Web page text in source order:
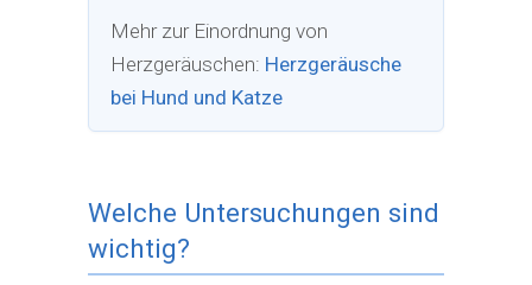
Mehr zur Einordnung von
Herzgeräuschen: Herzgeräusche
bei Hund und Katze
Welche Untersuchungen sind
wichtig?